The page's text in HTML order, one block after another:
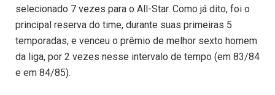
selecionado 7 vezes para o All-Star. Como já dito, foi o
principal reserva do time, durante suas primeiras 5
temporadas, e venceu o prêmio de melhor sexto homem
da liga, por 2 vezes nesse intervalo de tempo (em 83/84
e em 84/85).